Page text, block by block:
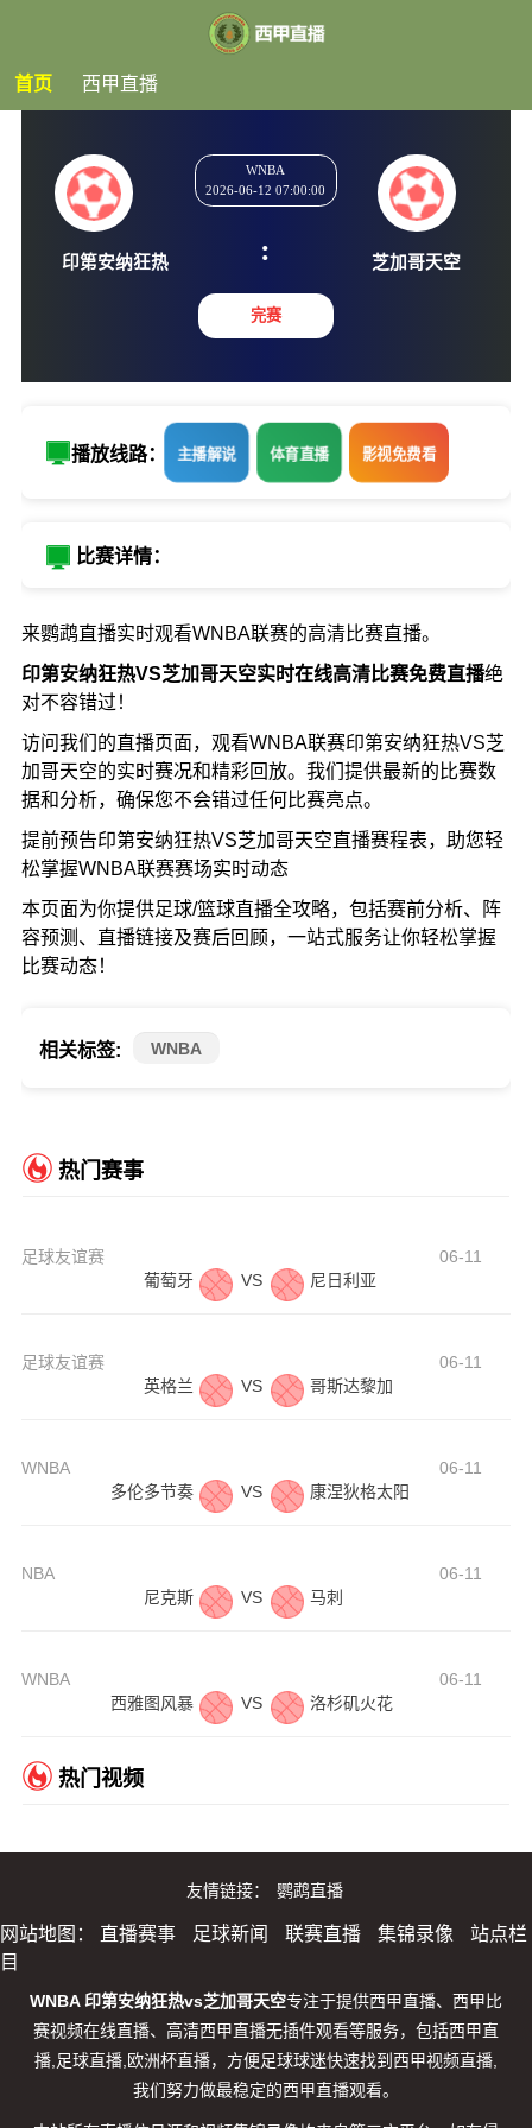
首页 西甲直播
印第安纳狂热
WNBA
2026-06-12 07:00:00
:
完赛
播放线路： 主播解说 体育直播 影视免费看
比赛详情：
来鹦鹉直播实时观看WNBA联赛的高清比赛直播。
印第安纳狂热VS芝加哥天空实时在线高清比赛免费直播绝
对不容错过！
访问我们的直播页面，观看WNBA联赛印第安纳狂热VS芝
加哥天空的实时赛况和精彩回放。我们提供最新的比赛数
据和分析，确保您不会错过任何比赛亮点。
提前预告印第安纳狂热VS芝加哥天空直播赛程表，助您轻
松掌握WNBA联赛赛场实时动态
本页面为你提供足球/篮球直播全攻略，包括赛前分析、阵
容预测、直播链接及赛后回顾，一站式服务让你轻松掌握
比赛动态！
相关标签: WNBA
热门赛事
足球友谊赛
06-11
葡萄牙
VS 尼日利亚
足球友谊赛
06-11
英格兰
VS 哥斯达黎加
WNBA
06-11
多伦多节奏
VS 康涅狄格太阳
NBA
06-11
尼克斯
VS 马刺
WNBA
06-11
西雅图风暴
VS 洛杉矶火花
热门视频
友情链接： 鹦鹉直播
网站地图： 直播赛事 足球新闻 联赛直播 集锦录像
站点栏
目
WNBA 印第安纳狂热vs芝加哥天空专注于提供西甲直播、西甲比
赛视频在线直播、高清西甲直播无插件观看等服务，包括西甲直
播,足球直播,欧洲杯直播，方便足球球迷快速找到西甲视频直播,
我们努力做最稳定的西甲直播观看。